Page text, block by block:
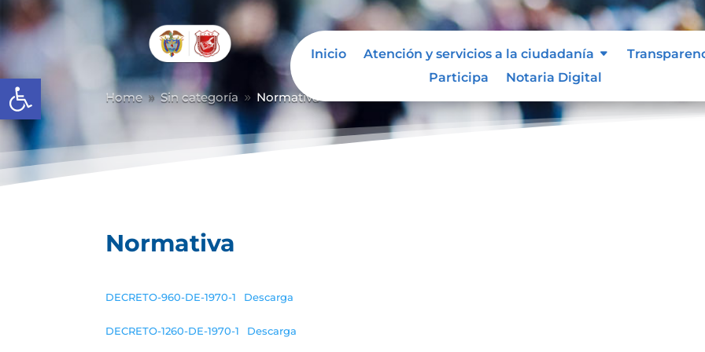
Abrir barra de herramientas
Inicio Atención y servicios a la ciudadanía
Participa
Notaria Digital
Home 9 Sin categoría 9 Normativa
Normativa
DECRETO-960-DE-1970-1 Descarga
DECRETO-1260-DE-1970-1 Descarga